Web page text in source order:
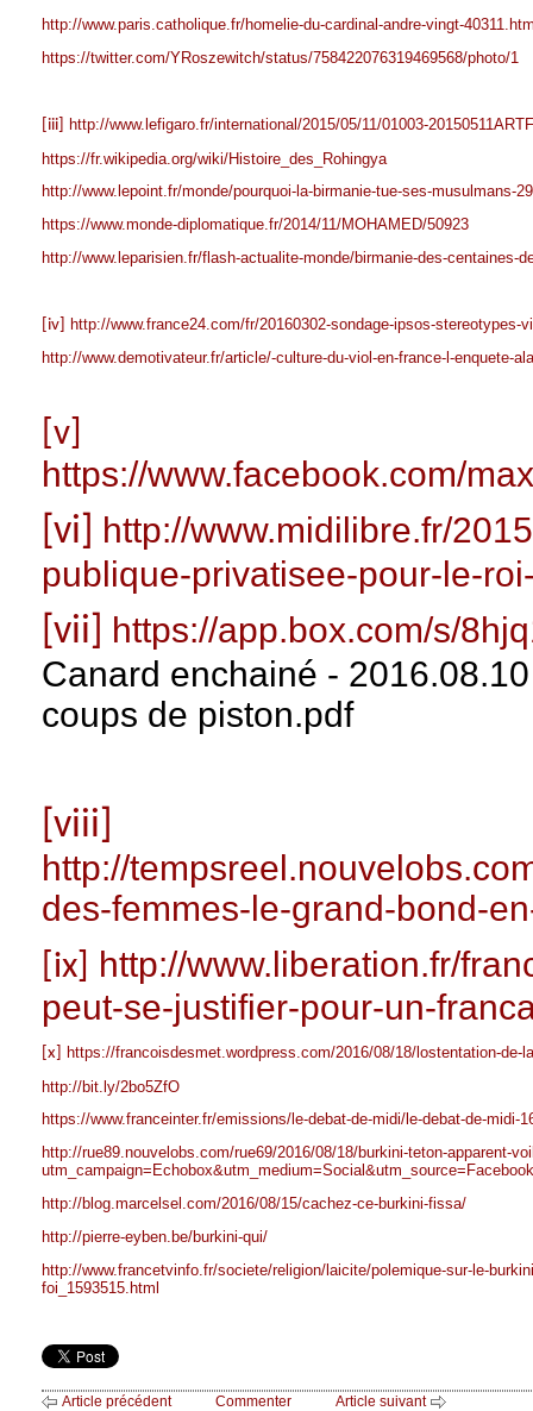
http://www.paris.catholique.fr/homelie-du-cardinal-andre-vingt-
https://twitter.com/YRoszewitch/status/758422076319469568/photo/1
[iii]
http://www.lefigaro.fr/international/2015/05/11/01003-
https://fr.wikipedia.org/wiki/Histoire_des_Rohingya
http://www.lepoint.fr/monde/pourquoi-la-birmanie-tue-ses-musulmans-
https://www.monde-diplomatique.fr/2014/11/MOHAMED/50923
http://www.leparisien.fr/flash-actualite-monde/birmanie-des-centaines-
[iv] http://www.france24.com/fr/20160302-sondage-ipsos-stereotypes-
http://www.demotivateur.fr/article/-culture-du-viol-en-france-l-enquete-
[v]
https://www.facebook.com/
[vi]
http://www.midilibre.fr/
publique-privatisee-pour-le-
[vii]
https://app.box.com/s/
Canard enchainé -
coups de piston.pdf
[viii]
http://
des-femmes-le-grand-bond-
[ix]
http://www.liberation.fr/
peut-se-justifier-pour-un-
[x]
https://francoisdesmet.wordpress.com/2016/08/18/lostentation-de-
http://bit.ly/2bo5ZfO
https://www.franceinter.fr/emissions/le-debat-de-midi/le-debat-de-midi-
http://rue89.nouvelobs.com/rue69/2016/08/18/burkini-teton-apparent-
http://blog.marcelsel.com/2016/08/15/cachez-ce-burkini-fissa/
http://pierre-eyben.be/burkini-qui/
http://www.francetvinfo.fr/societe/religion/laicite/polemique-sur-le-
foi_1593515.html
Article précédent Commenter Article suivant